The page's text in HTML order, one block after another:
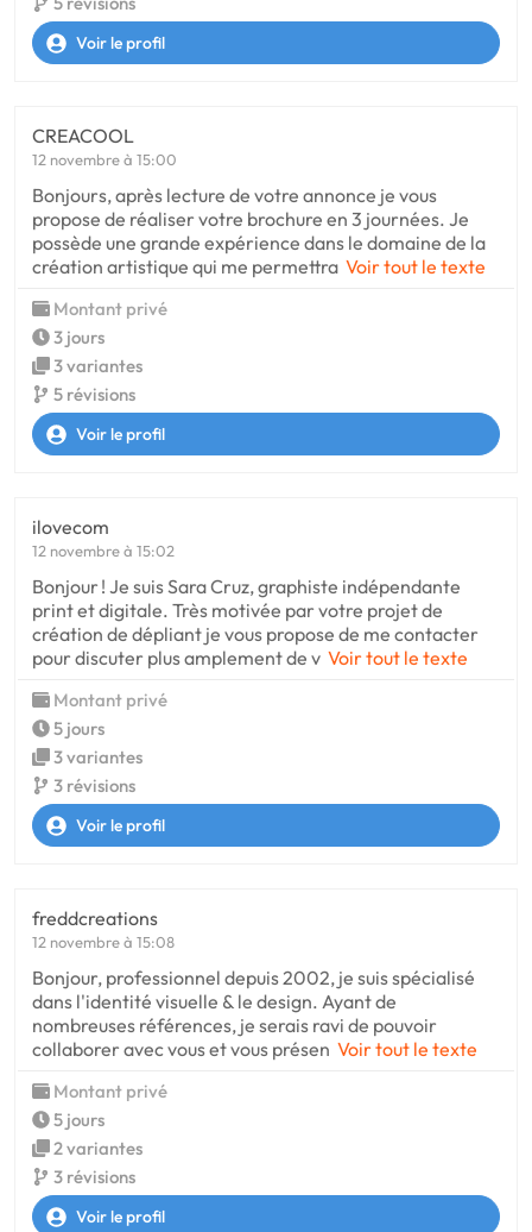
Voir le profil
CREACOOL
12 novembre à 15:00
Bonjours, après lecture de votre annonce je vous
propose de réaliser votre brochure en 3 journées. Je
possède une grande expérience dans le domaine de la
création artistique qui me permettra Voir tout le texte
Montant privé
3 jours
3 variantes
5 révisions
Voir le profil
ilovecom
12 novembre à 15:02
Bonjour ! Je suis Sara Cruz, graphiste indépendante
print et digitale. Très motivée par votre projet de
création de dépliant je vous propose de me contacter
pour discuter plus amplement de v Voir tout le texte
Montant privé
5 jours
3 variantes
3 révisions
Voir le profil
freddcreations
12 novembre à 15:08
Bonjour, professionnel depuis 2002, je suis spécialisé
dans l'identité visuelle & le design. Ayant de
nombreuses références, je serais ravi de pouvoir
collaborer avec vous et vous présen Voir tout le texte
Montant privé
5 jours
2 variantes
3 révisions
Voir le profil